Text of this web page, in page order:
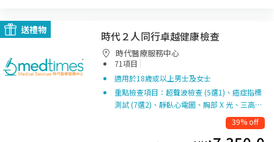
送禮物 時代２人同行卓越健康檢查
時代醫療服務中心
71項目 |
適用於18歲或以上男士及女士
重點檢查項目：超聲波檢查 (5選1)、癌症指標
測試 (7選2)、靜臥心電圖、胸部 X 光、三高…
39% off